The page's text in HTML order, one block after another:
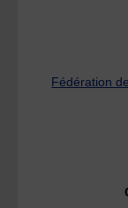
Fédération